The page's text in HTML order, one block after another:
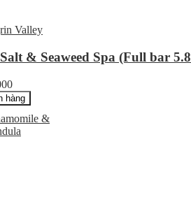
Valley
Salt & Seaweed Spa (Full bar
hàng